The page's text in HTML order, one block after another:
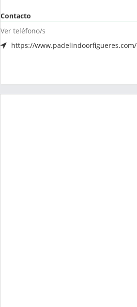
Contacto
Ver teléfono/s
https://www.padelindoorfigueres.com/